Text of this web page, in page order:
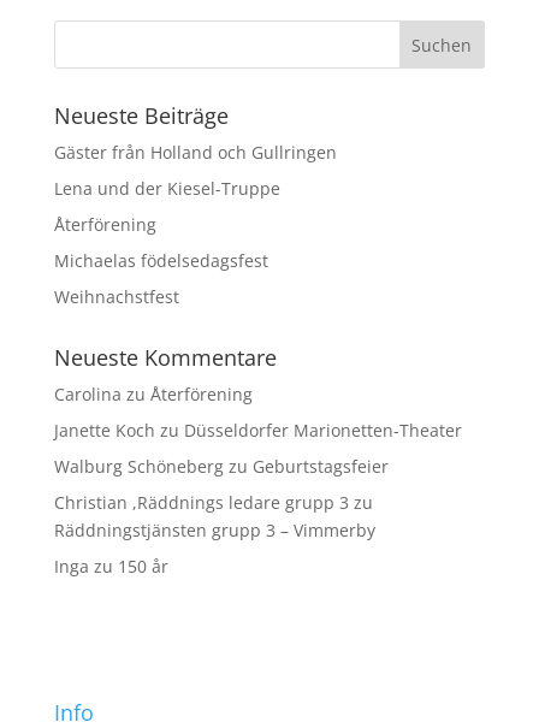
Neueste Beiträge
Gäster från Holland och Gullringen
Lena und der Kiesel-Truppe
Återförening
Michaelas födelsedagsfest
Weihnachstfest
Neueste Kommentare
Carolina zu Återförening
Janette Koch zu Düsseldorfer Marionetten-Theater
Walburg Schönebergzu Geburtstagsfeier
Christian ,Räddnings ledare grupp 3 zu
Räddningstjänsten grupp 3 – Vimmerby
Inga zu 150 år
Info